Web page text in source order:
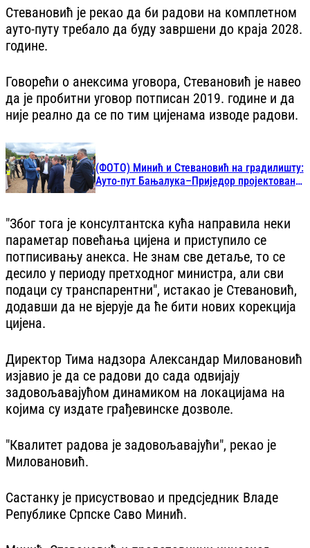
Стевановић је рекао да би радови на комплетном
ауто-путу требало да буду завршени до краја 2028.
године.
Говорећи о анексима уговора, Стевановић је навео
да је пробитни уговор потписан 2019. године и да
није реално да се по тим цијенама изводе радови.
(ФОТО) Минић и Стевановић на градилишту:
Ауто-пут Бањалука–Приједор пројектован
за брзине до 130 км/х
"Због тога је консултантска кућа направила неки
параметар повећања цијена и приступило се
потписивању анекса. Не знам све детаље, то се
десило у периоду претходног министра, али сви
подаци су транспарентни", истакао је Стевановић,
додавши да не вјерује да ће бити нових корекција
цијена.
Директор Тима надзора Александар Миловановић
изјавио је да се радови до сада одвијају
задовољавајућом динамиком на локацијама на
којима су издате грађевинске дозволе.
"Квалитет радова је задовољавајући", рекао је
Миловановић.
Састанку је присуствовао и предсједник Владе
Републике Српске Саво Минић.